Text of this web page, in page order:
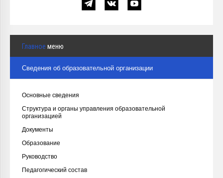
Главное меню
Сведения об образовательной организации
Основные сведения
Структура и органы управления образовательной
организацией
Документы
Образование
Руководство
Педагогический состав